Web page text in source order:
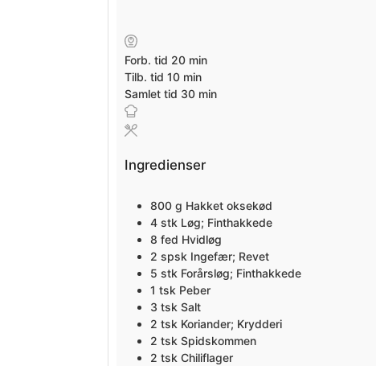
Forb. tid 20minutter
min
Tilb. tid10minutter
min
Samlet tid 30minutter
min
Ingredienser
800 g Hakket oksekød
4 stk Løg; Finthakkede
8 fed Hvidløg
2 spsk Ingefær; Revet
5 stk Forårsløg; Finthakkede
1 tsk Peber
3 tsk Salt
2 tsk Koriander; Krydderi
2 tsk Spidskommen
2 tsk Chiliflager